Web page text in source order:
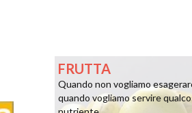
FRUTTA
Quando non vogliamo
quando vogliamo servire